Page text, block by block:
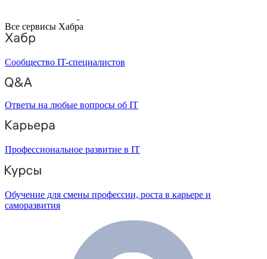
Все сервисы Хабра
Сообщество IT-специалистов
Ответы на любые вопросы об IT
Профессиональное развитие в IT
Обучение для смены профессии, роста в карьере и
саморазвития